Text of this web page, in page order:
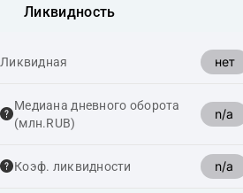
Ликвидность
Ликвидная нет
Медиана дневного оборота
(млн.RUB)
n/a
Коэф. ликвидности n/a